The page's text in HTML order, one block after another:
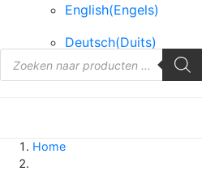
English(Engels)
Deutsch(Duits)
Producten
zoeken
Home